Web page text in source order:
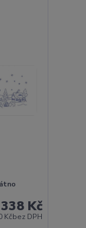
338 Kč
Kčbez DPH